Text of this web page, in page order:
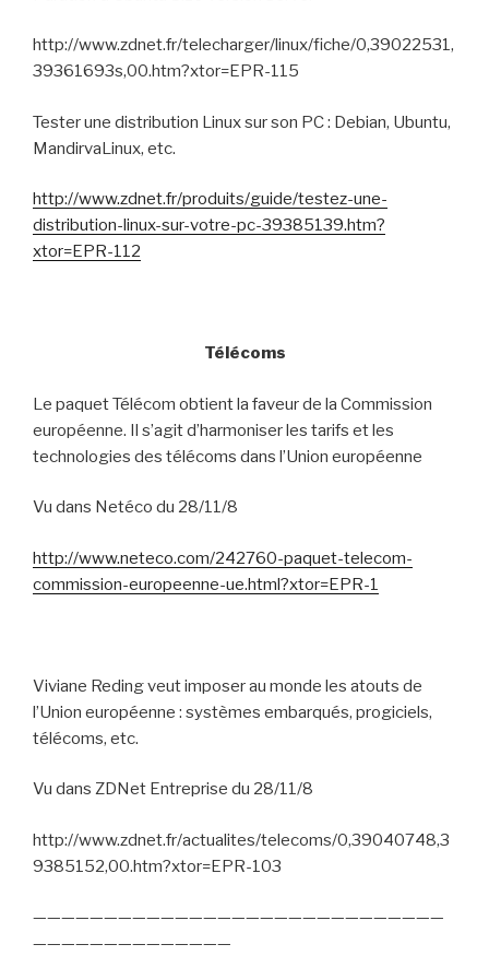
http://www.zdnet.fr/telecharger/linux/fiche/0,39022531,
39361693s,00.htm?xtor=EPR-115
Tester une distribution Linux sur son PC : Debian, Ubuntu,
MandirvaLinux, etc.
http://www.zdnet.fr/produits/guide/testez-une-
distribution-linux-sur-votre-pc-39385139.htm?
xtor=EPR-112
Télécoms
Le paquet Télécom obtient la faveur de la Commission
européenne. Il s’agit d’harmoniser les tarifs et les
technologies des télécoms dans l’Union européenne
Vu dans Netéco du 28/11/8
http://www.neteco.com/242760-paquet-telecom-
commission-europeenne-ue.html?xtor=EPR-1
Viviane Reding veut imposer au monde les atouts de
l’Union européenne : systèmes embarqués, progiciels,
télécoms, etc.
Vu dans ZDNet Entreprise du 28/11/8
http://www.zdnet.fr/actualites/telecoms/0,39040748,3
9385152,00.htm?xtor=EPR-103
—————————————————————————————
——————————————